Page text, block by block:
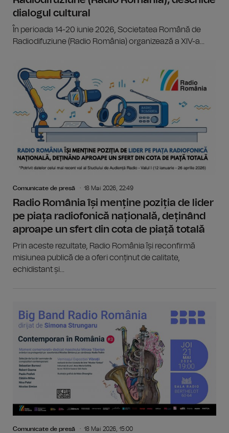
dialogul cultural
În perioada 14-20 iunie 2026, Societatea Română de
Radiodifuziune (Radio România) organizează a XIV-a...
Comunicate de presă 18 Mai 2026, 22:49
Radio România își menține poziția de lider
pe piața radiofonică națională, deținând
aproape un sfert din cota de piață totală
Prin aceste rezultate, Radio România își reconfirmă
misiunea publică de a oferi conținut de calitate,
echidistant și...
Comunicate de presă 18 Mai 2026, 15:00